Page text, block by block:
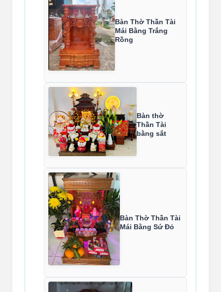
Bàn Thờ Thần Tài
Mái Bằng Trắng
Rồng
Bàn thờ
Thần Tài
bằng sắt
Bàn Thờ Thần Tài
Mái Bằng Sứ Đỏ